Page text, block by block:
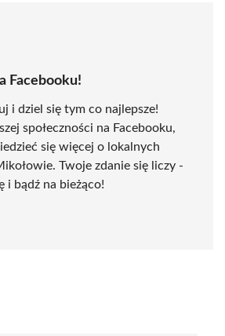
Facebooku!
i dziel się tym co najlepsze!
społeczności na Facebooku,
się więcej o lokalnych
Twoje zdanie się liczy -
i bądź na bieżąco!